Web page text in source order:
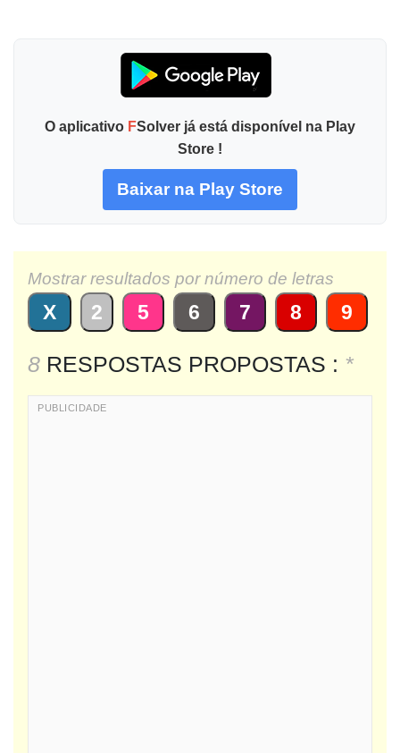
O aplicativo FSolver já está disponível na Play
Store !
Baixar na Play Store
Mostrar resultados por número de letras
X 2 5 6 7 8 9
8 RESPOSTAS PROPOSTAS : *